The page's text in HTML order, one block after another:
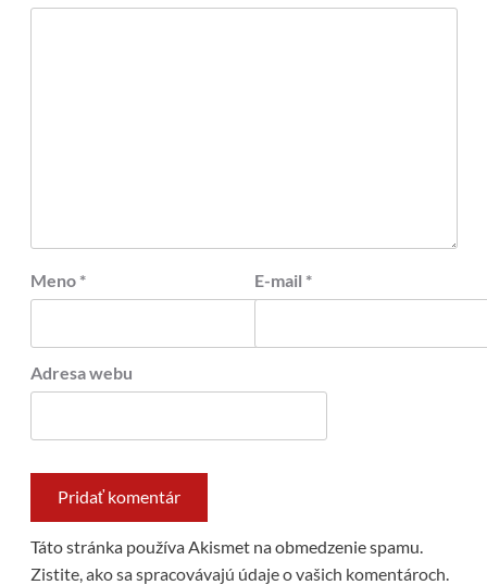
Meno * E-mail *
Adresa webu
Táto stránka používa Akismet na obmedzenie spamu.
Zistite, ako sa spracovávajú údaje o vašich komentároch.